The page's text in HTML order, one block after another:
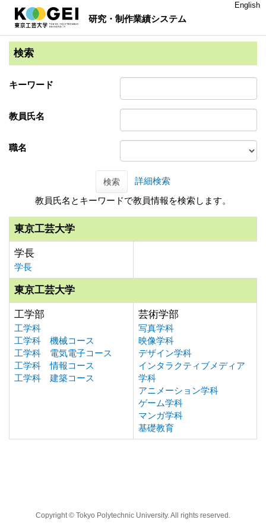
研究・制作業績システム
English
検索
キーワード
教員氏名
職名
検索
詳細検索
教員氏名とキーワードで教員情報を検索します。
東京工芸大学
学長
学長
東京工芸大学
工学部
工学科
工学科 機械コース
工学科 電気電子コース
工学科 情報コース
工学科 建築コース
芸術学部
写真学科
映像学科
デザイン学科
インタラクティブメディア
学科
アニメーション学科
ゲーム学科
マンガ学科
基礎教育
Copyright © Tokyo Polytechnic University. All rights reserved.